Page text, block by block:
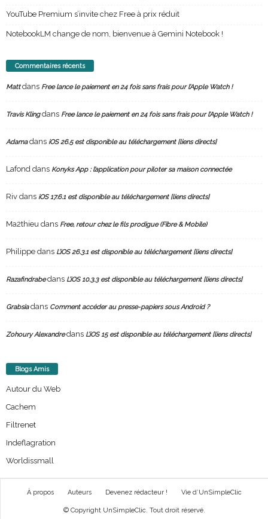
YouTube Premium s’invite chez Free à prix réduit
NotebookLM change de nom, bienvenue à Gemini Notebook !
Commentaires récents
Mattdans Free lance le paiement en 24 fois sans frais pour l’Apple Watch !
Travis Klingdans Free lance le paiement en 24 fois sans frais pour l’Apple Watch !
Adamadans iOS 26.5 est disponible au téléchargement [liens directs]
Lafond dans Konyks App : l’application pour piloter sa maison connectée
Riv dans iOS 17.6.1 est disponible au téléchargement [liens directs]
Ma2thieu dans Free, retour chez le fils prodigue (Fibre & Mobile)
Philippe dans L’iOS 26.3.1 est disponible au téléchargement [liens directs]
Razafindrabedans L’iOS 10.3.3 est disponible au téléchargement [liens directs]
Grabsiadans Comment accéder au presse-papiers sous Android ?
Zohoury Alexandredans L’iOS 15 est disponible au téléchargement [liens directs]
Blogs Amis
Autour du Web
Cachem
Filtrenet
Indeflagration
Worldissmall
À propos Auteurs Devenez rédacteur ! Vie d’UnSimpleClic
© Copyright UnSimpleClic. Tout droit réservé.